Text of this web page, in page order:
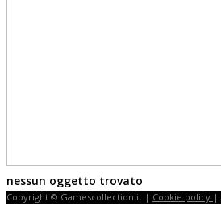
nessun oggetto trovato
Copyright © Gamescollection.it | Cookie policy |